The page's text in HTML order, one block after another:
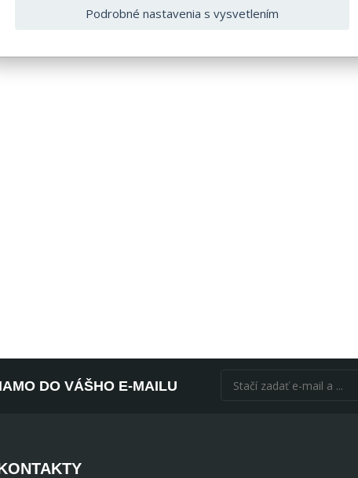
DO VÁŠHO E-MAILU
Podrobné nastavenia s vysvetlením